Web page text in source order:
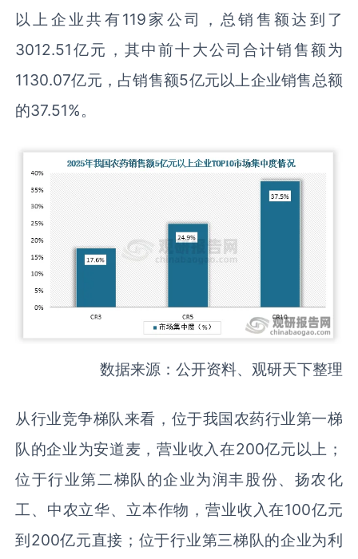
以上企业共有119家公司，总销售额达到了
3012.51亿元，其中前十大公司合计销售额为
1130.07亿元，占销售额5亿元以上企业销售总额
的37.51%。
数据来源：公开资料、观研天下整理
从行业竞争梯队来看，位于我国农药行业第一梯
队的企业为安道麦，营业收入在200亿元以上；
位于行业第二梯队的企业为润丰股份、扬农化
工、中农立华、立本作物，营业收入在100亿元
到200亿元直接；位于行业第三梯队的企业为利